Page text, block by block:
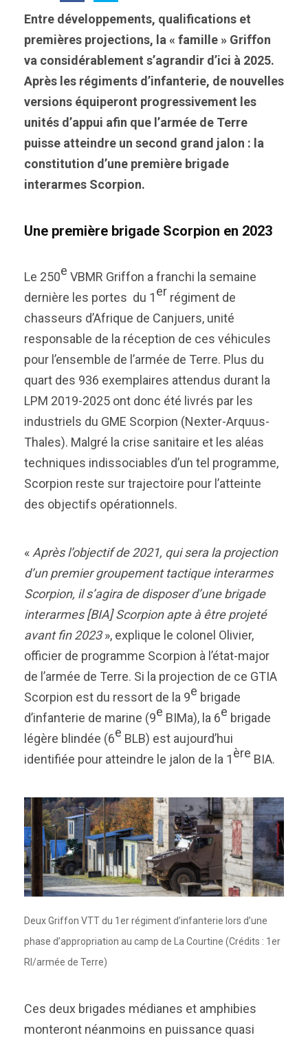
Entre développements, qualifications et
premières projections, la « famille » Griffon
va considérablement s’agrandir d’ici à 2025.
Après les régiments d’infanterie, de nouvelles
versions équiperont progressivement les
unités d’appui afin que l’armée de Terre
puisse atteindre un second grand jalon : la
constitution d’une première brigade
interarmes Scorpion.
Une première brigade Scorpion en 2023
Le 250e VBMR Griffon a franchi la semaine
dernière les portes du 1er régiment de
chasseurs d’Afrique de Canjuers, unité
responsable de la réception de ces véhicules
pour l’ensemble de l’armée de Terre. Plus du
quart des 936 exemplaires attendus durant la
LPM 2019-2025 ont donc été livrés par les
industriels du GME Scorpion (Nexter-Arquus-
Thales). Malgré la crise sanitaire et les aléas
techniques indissociables d’un tel programme,
Scorpion reste sur trajectoire pour l’atteinte
des objectifs opérationnels.
« Après l’objectif de 2021, qui sera la projection
d’un premier groupement tactique interarmes
Scorpion, il s’agira de disposer d’une brigade
interarmes [BIA] Scorpion apte à être projeté
avant fin 2023», explique le colonel Olivier,
officier de programme Scorpion à l’état-major
de l’armée de Terre. Si la projection de ce GTIA
Scorpion est du ressort de la 9e brigade
d’infanterie de marine (9e BIMa), la 6e brigade
légère blindée (6e BLB) est aujourd’hui
identifiée pour atteindre le jalon de la 1ère BIA.
Deux Griffon VTT du 1er régiment d’infanterie lors d’une
phase d’appropriation au camp de La Courtine (Crédits : 1er
RI/armée de Terre)
Ces deux brigades médianes et amphibies
monteront néanmoins en puissance quasi